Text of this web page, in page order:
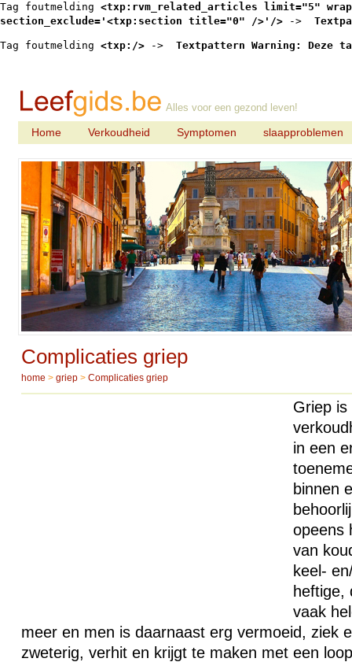
Tag foutmelding <txp:rvm_related_articles limit="5"
section_exclude='<txp:section title="0" />'/> ->
Tag foutmelding <txp:/> -> Textpattern Warning: Deze
Alles voor een gezond leven!
Home Verkoudheid Symptomen slaapproblemen
Complicaties griep
home > griep> Complicaties griep
Griep is
in een
binnen
opeens
van
keel-
heftige,
vaak
meer en men is daarnaast erg vermoeid, ziek
zweterig, verhit en krijgt te maken met een